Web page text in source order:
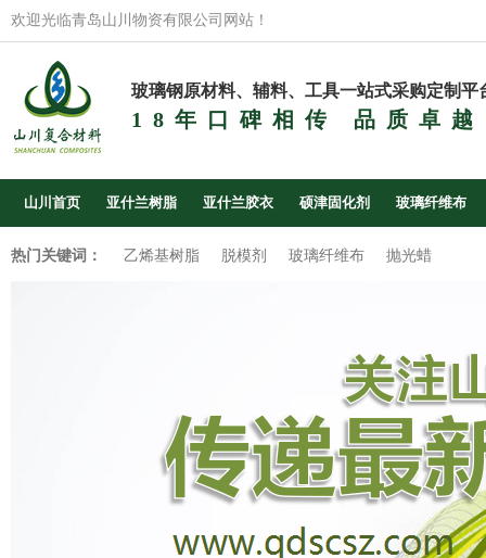
欢迎光临青岛山川物资有限公司网站！
玻璃钢原材料、辅料、工具一站式采购定制平
18年口碑相传 品质卓越
山川首页 亚什兰树脂 亚什兰胶衣 硕津固化剂 玻璃纤维布
热门关键词： 乙烯基树脂 脱模剂 玻璃纤维布 抛光蜡